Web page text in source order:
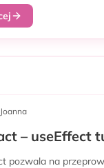
Joanna
– useEffect
pozwala na